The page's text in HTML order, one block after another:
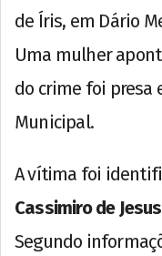
de Íris, em Dário
Uma mulher
do crime foi presa
Municipal.
A vítima foi
Cassimiro de Jesus
Segundo